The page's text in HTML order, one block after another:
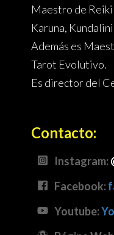
Maestro de
Karuna,
Además es
Tarot Evolutivo.
Es director del
Contacto:
Instagram:
Facebook:
Youtube: